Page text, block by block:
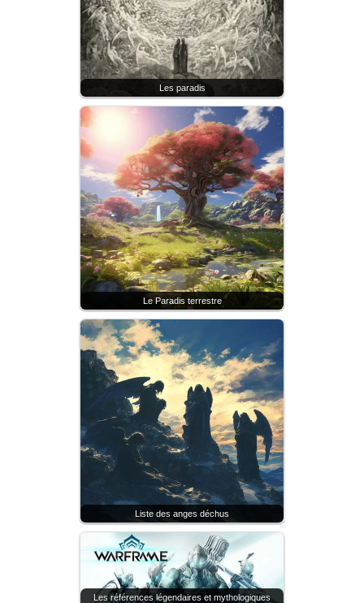
Les paradis
Le Paradis terrestre
Liste des anges déchus
Les références légendaires et mythologiques